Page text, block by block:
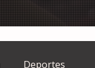
Deportes